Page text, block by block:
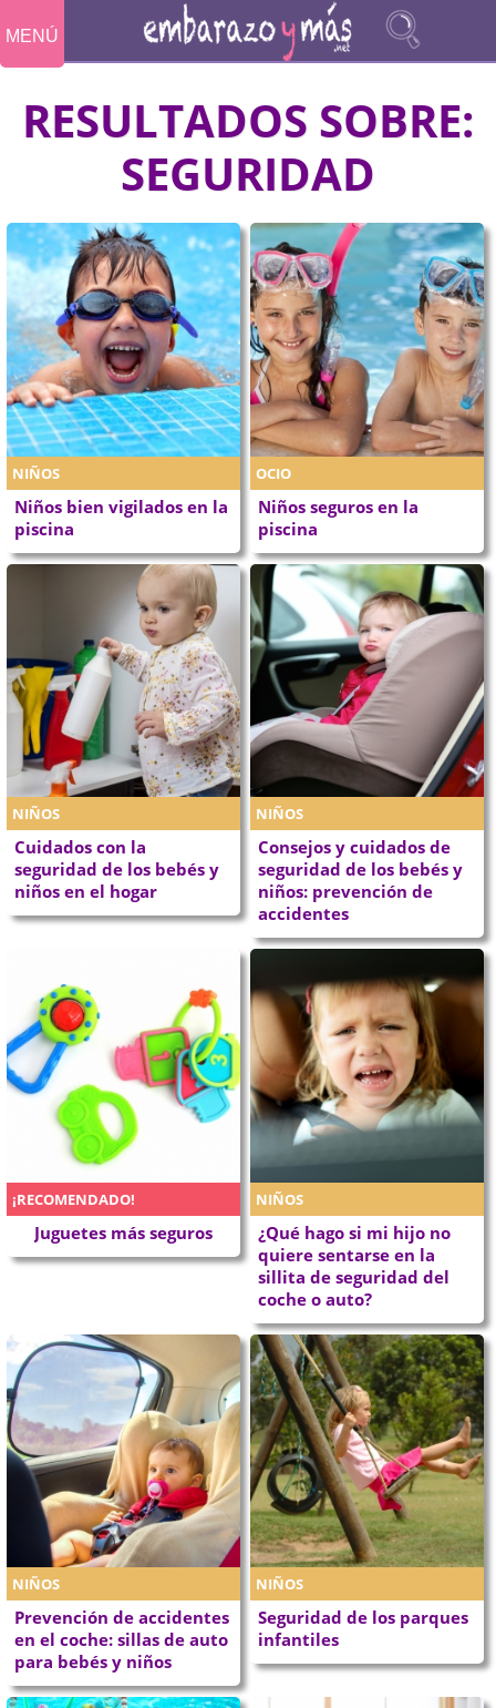
MENÚ
RESULTADOS SOBRE:
SEGURIDAD
NIÑOS
Niños bien vigilados en la
piscina
OCIO
Niños seguros en la
piscina
NIÑOS
Cuidados con la
seguridad de los bebés y
niños en el hogar
NIÑOS
Consejos y cuidados de
seguridad de los bebés y
niños: prevención de
accidentes
¡RECOMENDADO!
Juguetes más seguros
NIÑOS
¿Qué hago si mi hijo no
quiere sentarse en la
sillita de seguridad del
coche o auto?
NIÑOS
Prevención de accidentes
en el coche: sillas de auto
para bebés y niños
NIÑOS
Seguridad de los parques
infantiles